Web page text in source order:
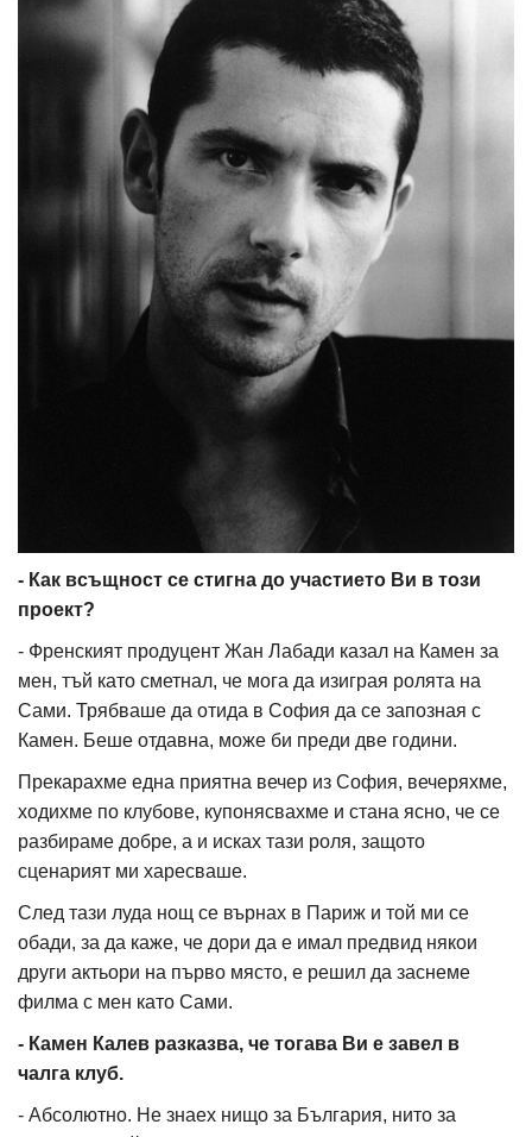
- Как всъщност се стигна до участието Ви в този
проект?
- Френският продуцент Жан Лабади казал на Камен за
мен, тъй като сметнал, че мога да изиграя ролята на
Сами. Трябваше да отида в София да се запозная с
Камен. Беше отдавна, може би преди две години.
Прекарахме една приятна вечер из София, вечеряхме,
ходихме по клубове, купонясвахме и стана ясно, че се
разбираме добре, а и исках тази роля, защото
сценарият ми харесваше.
След тази луда нощ се върнах в Париж и той ми се
обади, за да каже, че дори да е имал предвид някои
други актьори на първо място, е решил да заснеме
филма с мен като Сами.
- Камен Калев разказва, че тогава Ви е завел в
чалга клуб.
- Абсолютно. Не знаех нищо за България, нито за